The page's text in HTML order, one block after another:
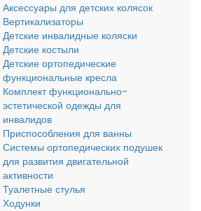
Аксессуары для детских колясок
Вертикализаторы
Детские инвалидные коляски
Детские костыли
Детские ортопедические
функциональные кресла
Комплект функционально-
эстетической одежды для
инвалидов
Приспособления для ванны
Системы ортопедических подушек
для развития двигательной
активности
Туалетные стулья
Ходунки